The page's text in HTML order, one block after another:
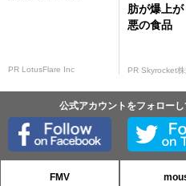
PR LotusFlare Inc
肪が爆上
悪の食品
PR Skyrocket
公式アカウントをフォロー
FMV